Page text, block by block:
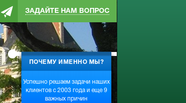
ЗАДАЙТЕ НАМ ВОПРОС
ПОЧЕМУ ИМЕННО МЫ?
Успешно решаем задачи наших
клиентов с 2003 года и еще 9
важных причин